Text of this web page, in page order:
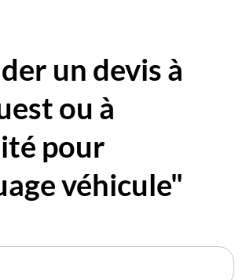
un devis à
ou à
pour
véhicule"